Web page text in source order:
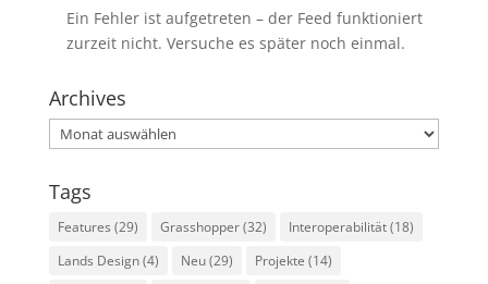
Ein Fehler ist aufgetreten – der Feed funktioniert
zurzeit nicht. Versuche es später noch einmal.
Archives
Archives
Tags
Features (29) Grasshopper(32) Interoperabilität(18)
Lands Design(4) Neu(29) Projekte (14)